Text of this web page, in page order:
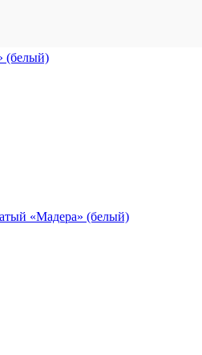
(белый)
«Мадера» (белый)